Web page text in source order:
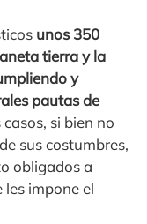
unos 350
tierra y la
y
pautas de
si bien no
sus costumbres,
obligados a
impone el